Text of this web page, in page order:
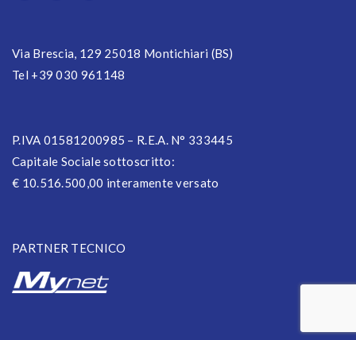
Via Brescia, 129 25018 Montichiari (BS)
Tel +39 030 961148
P.IVA 01581200985 – R.E.A. N° 333445
Capitale Sociale sottoscritto:
€ 10.516.500,00 interamente versato
PARTNER TECNICO